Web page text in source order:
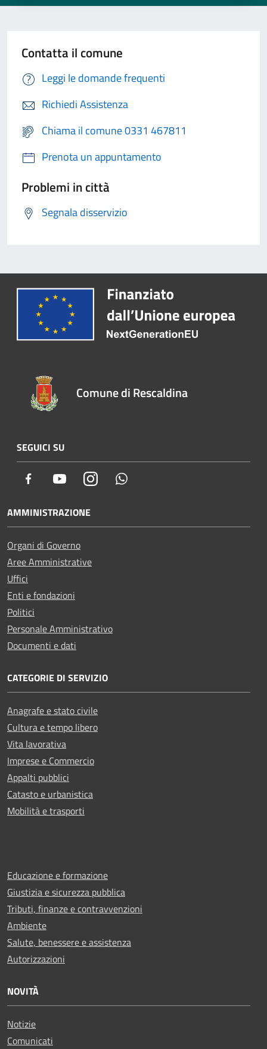
Contatta il comune
Leggi le domande frequenti
Richiedi Assistenza
Chiama il comune 0331 467811
Prenota un appuntamento
Problemi in città
Segnala disservizio
Comune di Rescaldina
SEGUICI SU
Facebook YoutubeInstagram
AMMINISTRAZIONE
Organi di Governo
Aree Amministrative
Uffici
Enti e fondazioni
Politici
Personale Amministrativo
Documenti e dati
CATEGORIE DI SERVIZIO
Anagrafe e stato civile
Cultura e tempo libero
Vita lavorativa
Imprese e Commercio
Appalti pubblici
Catasto e urbanistica
Mobilità e trasporti
Educazione e formazione
Giustizia e sicurezza pubblica
Tributi, finanze e contravvenzioni
Ambiente
Salute, benessere e assistenza
Autorizzazioni
NOVITÀ
Notizie
Comunicati